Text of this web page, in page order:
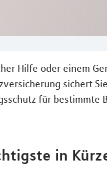
Hilfe oder einem
sichert
für bestimmte
in